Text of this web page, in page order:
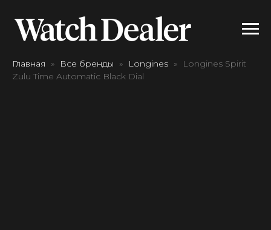
Главная Все бренды Longines
Longines Spirit
Zulu Time Automatic Black Dial